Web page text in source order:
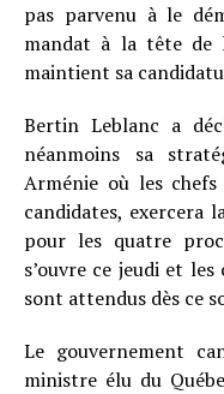
pas parvenu à le
mandat à la tête de
maintient sa
Bertin Leblanc a
néanmoins sa
Arménie où les
candidates, exercera
pour les quatre
s’ouvre ce jeudi et
sont attendus dès ce
Le gouvernement
ministre élu du